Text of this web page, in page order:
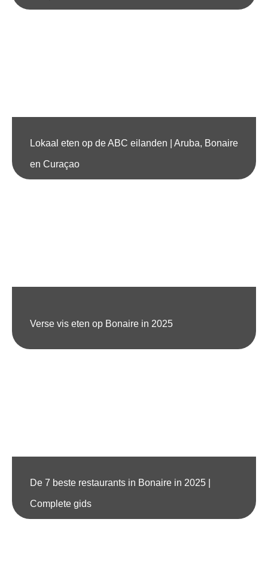
Lokaal eten op de ABC eilanden | Aruba, Bonaire
en Curaçao
Verse vis eten op Bonaire in 2025
De 7 beste restaurants in Bonaire in 2025 |
Complete gids